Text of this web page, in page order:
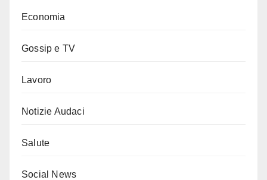
Economia
Gossip e TV
Lavoro
Notizie Audaci
Salute
Social News